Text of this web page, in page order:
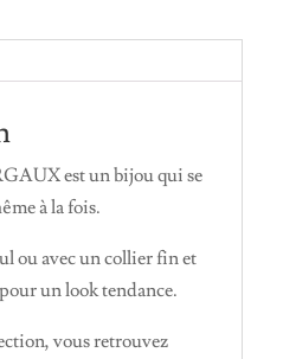
est un bijou qui se
à la fois.
ou avec un collier fin et
un look tendance.
vous retrouvez